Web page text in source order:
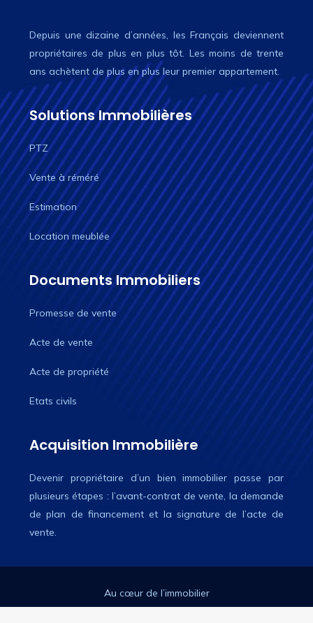
Depuis une dizaine d’années, les Français deviennent
propriétaires de plus en plus tôt. Les moins de trente
ans achètent de plus en plus leur premier appartement.
Solutions Immobilières
PTZ
Vente à réméré
Estimation
Location meublée
Documents Immobiliers
Promesse de vente
Acte de vente
Acte de propriété
Etats civils
Acquisition Immobilière
Devenir propriétaire d’un bien immobilier passe par
plusieurs étapes : l’avant-contrat de vente, la demande
de plan de financement et la signature de l’acte de
vente.
Au cœur de l’immobilier